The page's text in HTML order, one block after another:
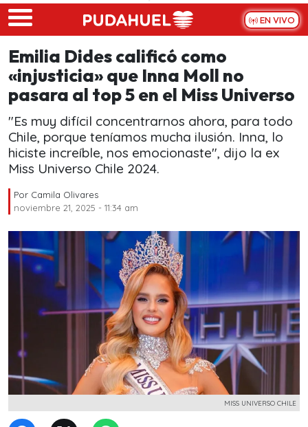
Skip to main content
EN VIVO
Emilia Dides calificó como
«injusticia» que Inna Moll no
pasara al top 5 en el Miss Universo
"Es muy difícil concentrarnos ahora, para todo
Chile, porque teníamos mucha ilusión. Inna, lo
hiciste increíble, nos emocionaste", dijo la ex
Miss Universo Chile 2024.
Por Camila Olivares
noviembre 21, 2025 - 11:34 am
MISS UNIVERSO CHILE